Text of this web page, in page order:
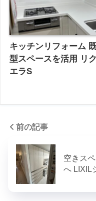
キッチンリフォーム
型スペースを活用 リ
エラS
前の記事
空きス
へ LIXIL